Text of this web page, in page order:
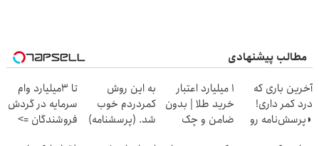
مطالب پیشنهادی
آخرین باری که
درد کمر داری!
◗پرسش‌نامه رو
۱ میلیارد اعتبار
خرید طلا | بدون
ضامن و چک
به این روش
کمردردم خوب
شد. (پرسشنامه)
تا 3میلیارد وام
سرمایه در گردش
فروشندگان =>